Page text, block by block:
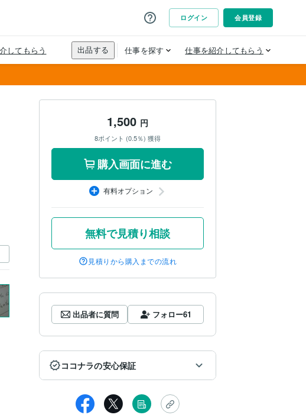
1,500 円
8ポイント (0.5％) 獲得
購入画面に進む
有料オプション
無料で見積り相談
見積りから購入までの流れ
出品者に質問 フォロー61
ココナラの安心保証